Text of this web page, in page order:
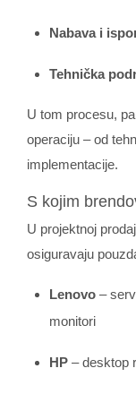
Nabava i
Tehnička
U tom procesu,
operaciju – od
implementacije.
S kojim
U projektnoj
osiguravaju
Lenovo –
monitori
HP – desktop